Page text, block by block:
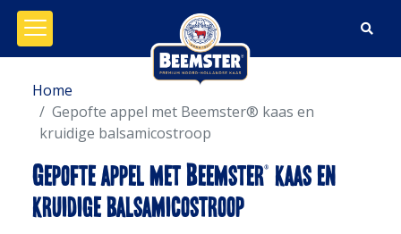
Menu openen/sluiten
Home
Gepofte appel met Beemster® kaas en
kruidige balsamicostroop
Gepofte appel met Beemster® kaas en
kruidige balsamicostroop